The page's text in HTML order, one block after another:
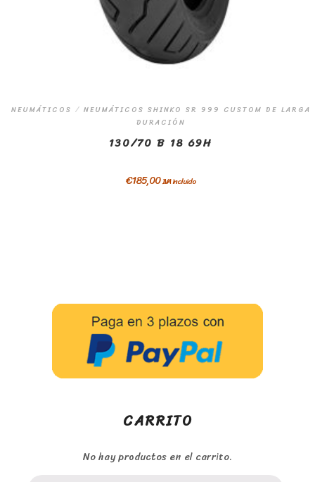
NEUMÁTICOS / NEUMÁTICOS SHINKO SR 999 CUSTOM DE LARGA
DURACIÓN
130/70 B 18 69H
€185,00IVA incluido
CARRITO
No hay productos en el carrito.